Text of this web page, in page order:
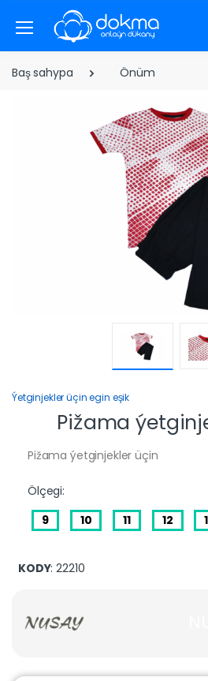
Baş sahypa Önüm
Ýetginjekler üçin egin eşik
Pižama
Pižama ýetginjekler üçin
Ölçegi:
9
10 11 12
KODY: 22210